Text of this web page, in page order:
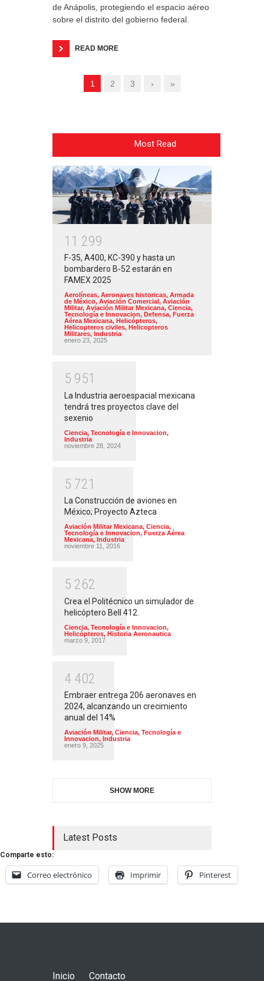
de Anápolis, protegiendo el espacio aéreo
sobre el distrito del gobierno federal.
READ MORE
1 2 3 › »
Most Read
1 1 299
F-35, A400, KC-390 y hasta un
bombardero B-52 estarán en
FAMEX 2025
Aerolíneas, Aeronaves historicas, Armada
de México, Aviación Comercial, Aviación
Militar, Aviación Militar Mexicana, Ciencia,
Tecnología e Innovacion, Defensa, Fuerza
Aérea Mexicana, Helicópteros,
Helicopteros civiles, Helicopteros
Militares, Industria
enero 23, 2025
5 951
La Industria aeroespacial mexicana
tendrá tres proyectos clave del
sexenio
Ciencia, Tecnología e Innovacion,
Industria
noviembre 28, 2024
5 721
La Construcción de aviones en
México; Proyecto Azteca
Aviación Militar Mexicana, Ciencia,
Tecnología e Innovacion, Fuerza Aérea
Mexicana, Industria
noviembre 11, 2016
5 262
Crea el Politécnico un simulador de
helicóptero Bell 412.
Ciencia, Tecnología e Innovacion,
Helicópteros, Historia Aeronautica
marzo 9, 2017
4 402
Embraer entrega 206 aeronaves en
2024, alcanzando un crecimiento
anual del 14%
Aviación Militar, Ciencia, Tecnología e
Innovacion, Industria
enero 9, 2025
SHOW MORE
Latest Posts
Comparte esto:
Correo electrónico Imprimir Pinterest
Inicio Contacto